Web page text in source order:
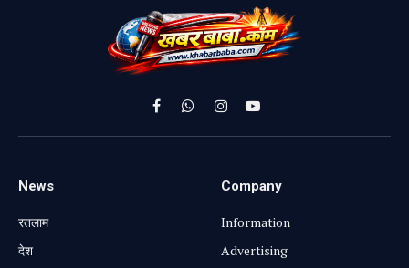
FacebookWhatsApp
InstagramYouTube
News
रतलाम
⁠देश
Company
Information
Advertising